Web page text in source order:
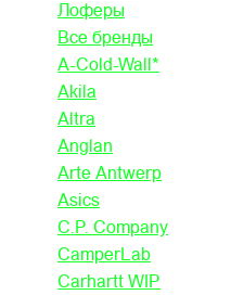
Лоферы
Все бренды
A-Cold-Wall*
Akila
Altra
Anglan
Arte Antwerp
Asics
C.P. Company
CamperLab
Carhartt WIP